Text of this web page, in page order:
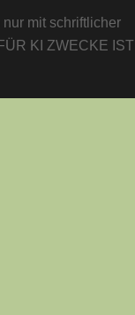
mit schriftlicher
KI ZWECKE IST